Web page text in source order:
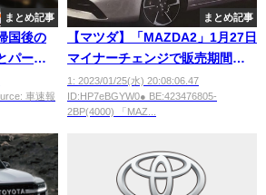
まとめ記事
国後の
パーキ
いた
車速報
まとめ記事
【マツダ】「MAZDA2」1月27日
マイナーチェンジで販売期間延
長、小型ガソリン車の新規開発
難しいか
1: 2023/01/25(水) 20:08:06.47
ID:HP7eBGYW0● BE:423476805-
2BP(4000) 「MAZ...